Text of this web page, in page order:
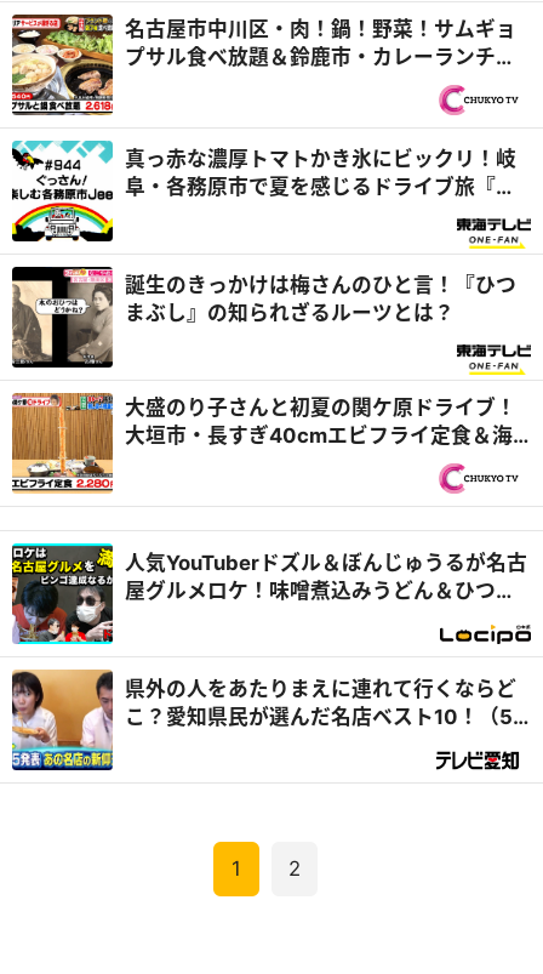
名古屋市中川区・肉！鍋！野菜！サムギョ
プサル食べ放題＆鈴鹿市・カレーランチ注
文でスイーツビュッフェ20種をサービス！
真っ赤な濃厚トマトかき氷にビックリ！岐
阜・各務原市で夏を感じるドライブ旅『ぐ
誕生のきっかけは梅さんのひと言！『ひつ
まぶし』の知られざるルーツとは？
大盛のり子さんと初夏の関ケ原ドライブ！
大垣市・長すぎ40cmエビフライ定食＆海
津市・飛騨牛中華食べ放題！？『PS純金
人気YouTuberドズル＆ぼんじゅうるが名古
屋グルメロケ！味噌煮込みうどん＆ひつま
県外の人をあたりまえに連れて行くならど
こ？愛知県民が選んだ名店ベスト10！（5
位～1位） ～ 千原ジュニアの愛知あたりま
えワールド★ ～あなたの街に新仰天～（後
1 2